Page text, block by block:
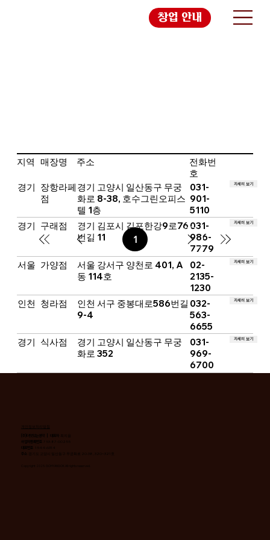
창업 안내
지역 매장명 주소
전화번
호
경기 장항라페
점
경기 고양시 일산동구 무궁
화로 8-38, 호수그린오피스
텔 1층
031-
901-
5110
자세히 보기
경기 구래점
경기 김포시 김포한강9로76
번길 11
031-
986-
7779
자세히 보기
서울 가양점
서울 강서구 양천로 401, A
동 114호
02-
2135-
1230
자세히 보기
인천 청라점
인천 서구 중봉대로586번길
9-4
032-
563-
6655
자세히 보기
경기 식사점
경기 고양시 일산동구 무궁
화로 352
031-
969-
6700
자세히 보기
1페
이
지
1
(주)더맛있는생각 | 대표자
사업자등록번호
753-87-00255
대표번호
주소경기도 고양시 일산동구 무궁화로 20-38, 320~321호
Copyright 2025. GOHYANGOK All rights reserved.